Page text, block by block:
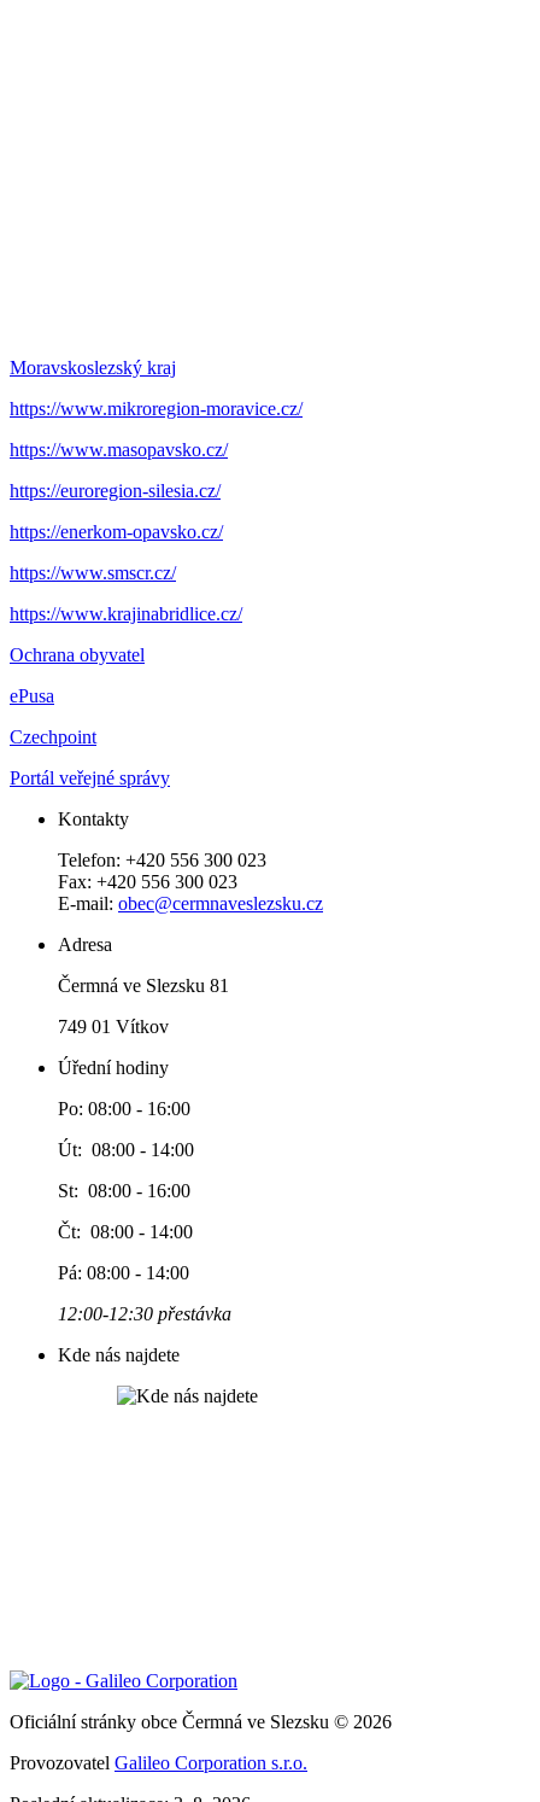
Moravskoslezský kraj
https://www.mikroregion-moravice.cz/
https://www.masopavsko.cz/
https://euroregion-silesia.cz/
https://enerkom-opavsko.cz/
https://www.smscr.cz/
https://www.krajinabridlice.cz/
Ochrana obyvatel
ePusa
Czechpoint
Portál veřejné správy
Kontakty
Telefon: +420 556 300 023
Fax: +420 556 300 023
E-mail: obec@cermnaveslezsku.cz
Adresa
Čermná ve Slezsku 81
749 01 Vítkov
Úřední hodiny
Po: 08:00 - 16:00
Út: 08:00 - 14:00
St: 08:00 - 16:00
Čt: 08:00 - 14:00
Pá: 08:00 - 14:00
12:00-12:30 přestávka
Kde nás najdete
Oficiální stránky obce Čermná ve Slezsku © 2026
Provozovatel Galileo Corporation s.r.o.